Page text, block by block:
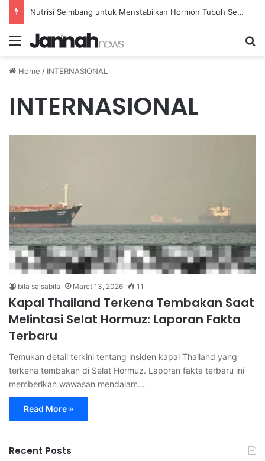
Nutrisi Seimbang untuk Menstabilkan Hormon Tubuh Secara Alami dan Aman Setiap Hari
Menu
Home / INTERNASIONAL
INTERNASIONAL
bila salsabila Maret 13, 2026 11
Kapal Thailand Terkena Tembakan Saat
Melintasi Selat Hormuz: Laporan Fakta
Terbaru
Temukan detail terkini tentang insiden kapal Thailand yang
terkena tembakan di Selat Hormuz. Laporan fakta terbaru ini
memberikan wawasan mendalam.…
Read More »
Recent Posts